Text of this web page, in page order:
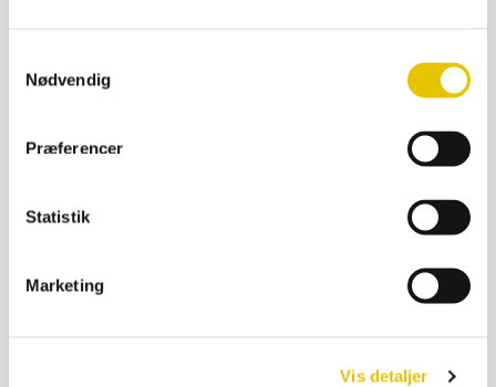
Nødvendig
Præferencer
Statistik
Marketing
Vis detaljer